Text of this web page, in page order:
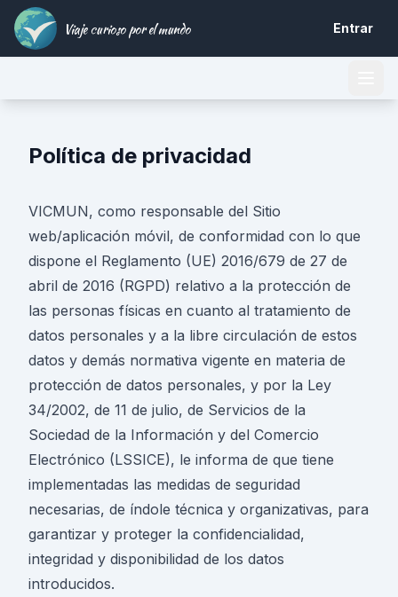
Viaje curioso por el mundo Entrar
Política de privacidad
VICMUN, como responsable del Sitio
web/aplicación móvil, de conformidad con lo que
dispone el Reglamento (UE) 2016/679 de 27 de
abril de 2016 (RGPD) relativo a la protección de
las personas físicas en cuanto al tratamiento de
datos personales y a la libre circulación de estos
datos y demás normativa vigente en materia de
protección de datos personales, y por la Ley
34/2002, de 11 de julio, de Servicios de la
Sociedad de la Información y del Comercio
Electrónico (LSSICE), le informa de que tiene
implementadas las medidas de seguridad
necesarias, de índole técnica y organizativas, para
garantizar y proteger la confidencialidad,
integridad y disponibilidad de los datos
introducidos.